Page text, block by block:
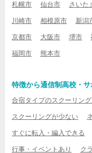
札幌市 仙台市 さいた
川崎市 相模原市 新潟
京都市 大阪市 堺市
福岡市 熊本市
特徴から通信制高校・
合宿タイプのスクーリング
スクーリングが少ない
すぐに転入・編入できる
行事・イベントあり ク